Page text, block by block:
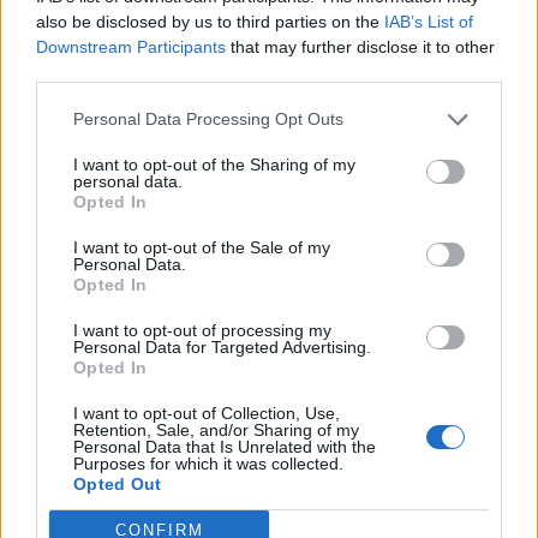
also be disclosed by us to third parties on the IAB’s List of
Downstream Participants that may further disclose it to other
Personal Data Processing Opt Outs
I want to opt-out of the Sharing of my
personal data.
Opted In
I want to opt-out of the Sale of my
Personal Data.
Opted In
I want to opt-out of processing my
Personal Data for Targeted Advertising.
Opted In
I want to opt-out of Collection, Use,
Retention, Sale, and/or Sharing of my
Personal Data that Is Unrelated with the
Purposes for which it was collected.
Opted Out
CONFIRM
0 uživatelům se líbí
Kontakt
Informace o profilu a chatu
Online: Není nikde online
Naposledy aktivní: 06.01.2015 21:20
Líbí se:0
Oblibené místnosti : Žádné
Sledované diskuze :